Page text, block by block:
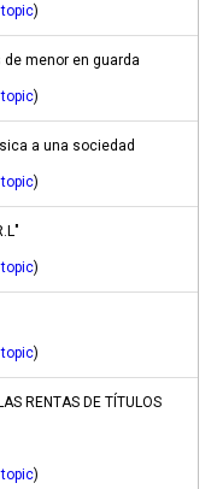
)
menor en guarda
)
a una sociedad
)
)
)
RENTAS DE TÍTULOS
)